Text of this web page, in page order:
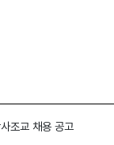
조교 채용 공고